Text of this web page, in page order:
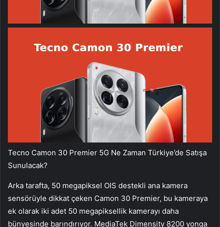
Tecno Camon 30 Premier 5G Ne Zaman Türkiye’de Satışa
Sunulacak?
Arka tarafta, 50 megapiksel OIS destekli ana kamera
sensörüyle dikkat çeken Camon 30 Premier, bu kameraya
ek olarak iki adet 50 megapiksellik kamerayı daha
bünyesinde barındırıyor. MediaTek Dimensity 8200 yonga